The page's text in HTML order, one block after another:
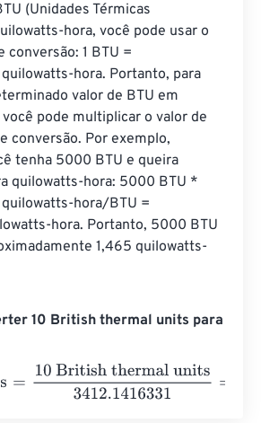
(Unidades Térmicas
hora, você pode usar o
1 BTU =
hora. Portanto, para
valor de BTU em
pode multiplicar o valor de
conversão. Por exemplo,
tenha 5000 BTU e queira
quilowatts-hora: 5000 BTU *
hora/BTU =
hora. Portanto, 5000 BTU
1,465 quilowatts-
10 British thermal units para
10 British thermal units3412.1416331